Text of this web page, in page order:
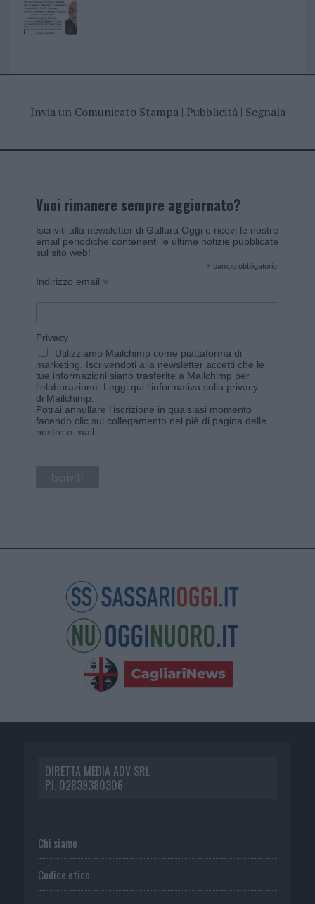
Invia un Comunicato Stampa| Pubblicità| Segnala
Vuoi rimanere sempre aggiornato?
Iscriviti alla newsletter di Gallura Oggi e ricevi le nostre
email periodiche contenenti le ultime notizie pubblicate
sul sito web!
* campo obbligatorio
Indirizzo email *
Privacy
Utilizziamo Mailchimp come piattaforma di
marketing. Iscrivendoti alla newsletter accetti che le
tue informazioni siano trasferite a Mailchimp per
l'elaborazione. Leggi qui l'informativa sulla privacy
di Mailchimp
Potrai annullare l'iscrizione in qualsiasi momento
facendo clic sul collegamento nel piè di pagina delle
nostre e-mail.
DIRETTA MEDIA ADV SRL
P.I. 02839380306
Chi siamo
Codice etico